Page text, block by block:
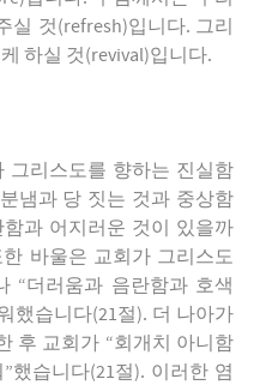
실 것(refresh)입니다. 그리
하실 것(revival)입니다.
그리스도를 향하는 진실함
냄과 당 짓는 것과 중상함
과 어지러운 것이 있을까
한 바울은 교회가 그리스도
“더러움과 음란함과 호색
했습니다(21절). 더 나아가
후 교회가 “회개치 아니함
했습니다(21절). 이러한 염